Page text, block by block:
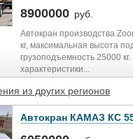
8900000 руб.
Автокран производства
кг, максимальная высота
грузоподъемность 25000 кг.
характеристики...
из других регионов
Автокран КАМАЗ КС